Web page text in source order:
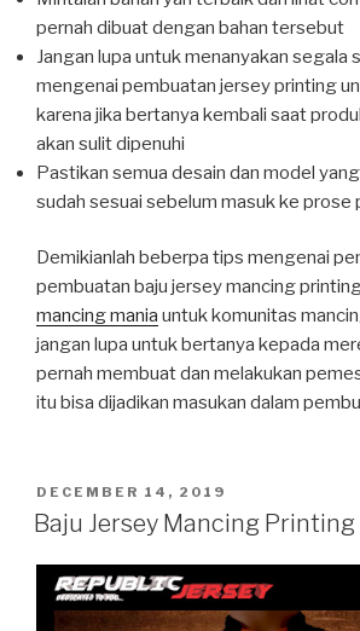
pernah dibuat dengan bahan tersebut
Jangan lupa untuk menanyakan segala
mengenai pembuatan jersey printing
karena jika bertanya kembali saat
akan sulit dipenuhi
Pastikan semua desain dan model
sudah sesuai sebelum masuk ke prose
Demikianlah beberpa tips mengenai
pembuatan baju jersey mancing
mancing mania untuk komunitas
jangan lupa untuk bertanya kepada
pernah membuat dan melakukan
itu bisa dijadikan masukan dalam
POSTED
ON
DECEMBER 14, 2019
Baju Jersey Mancing